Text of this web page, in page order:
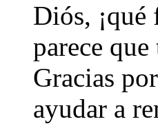
Diós, ¡qué
parece
Gracias
ayudar a